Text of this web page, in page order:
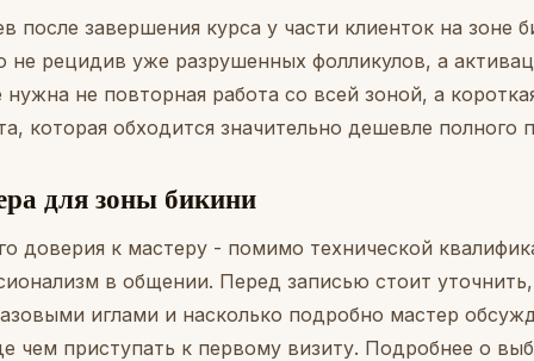
после завершения курса у части клиенток на зоне
не рецидив уже разрушенных фолликулов, а
нужна не повторная работа со всей зоной, а
которая обходится значительно дешевле полного
для зоны бикини
доверия к мастеру - помимо технической
в общении. Перед записью стоит
иглами и насколько подробно мастер
чем приступать к первому визиту. Подробнее о